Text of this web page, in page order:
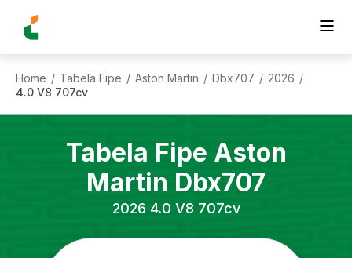
Home / Tabela Fipe / Aston Martin / Dbx707 / 2026 /
4.0 V8 707cv
Tabela Fipe Aston
Martin Dbx707
2026 4.0 V8 707cv